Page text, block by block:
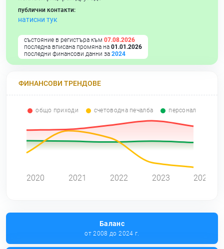
публични контакти:
натисни тук
състояние в регистъра към 07.08.2026
последна вписана промяна на 01.01.2026
последни финансови данни за 2024
ФИНАНСОВИ ТРЕНДОВЕ
общо приходи счетоводна печалба персонал
2020 2021 2022 2023 2024
Баланс
от 2008 до 2024 г.